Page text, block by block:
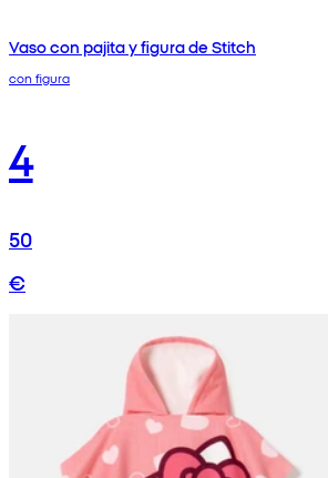
Vaso con pajita y figura de Stitch
con figura
4
50
€